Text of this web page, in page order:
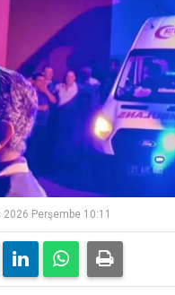
Perşembe 10:11